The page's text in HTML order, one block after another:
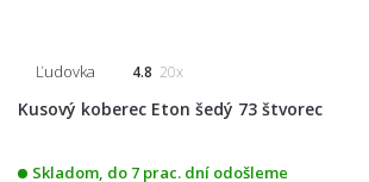
Ľudovka 4.8 20x
Kusový koberec Eton šedý 73 štvorec
Skladom, do 7 prac. dní odošleme